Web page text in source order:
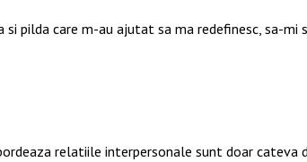
pilda care m-au ajutat sa ma redefinesc, sa-
relatiile interpersonale sunt doar cateva